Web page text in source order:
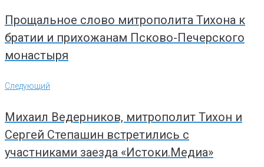
Прощальное слово митрополита Тихона к
братии и прихожанам Псково-Печерского
монастыря
Следующий
Следующий
Михаил Ведерников, митрополит Тихон и
Сергей Степашин встретились с
участниками заезда «Истоки.Медиа»